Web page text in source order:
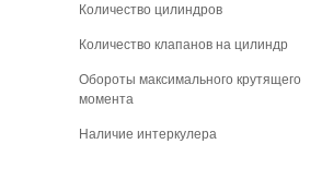
Количество цилиндров
Количество клапанов на цилиндр
Обороты максимального крутящего
момента
Наличие интеркулера